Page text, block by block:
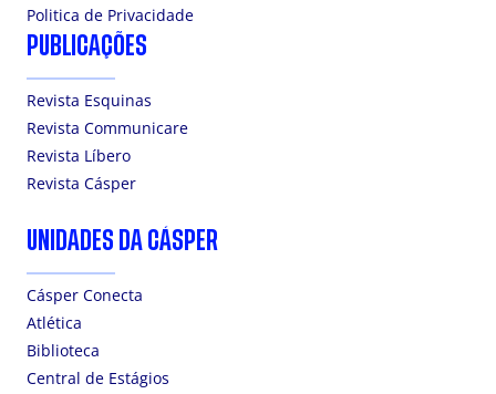
Politica de Privacidade
PUBLICAÇÕES
Revista Esquinas
Revista Communicare
Revista Líbero
Revista Cásper
UNIDADES DA CÁSPER
Cásper Conecta
Atlética
Biblioteca
Central de Estágios